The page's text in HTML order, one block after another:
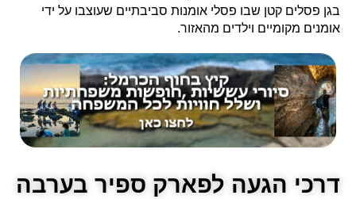
בגן פסלים קטן שבו פסלי אומנות סביבתיים שעוצבו על ידי
אומנים מקומיים וילדים מהאזור.
דרכי הגעה לפארק ספיר בערבה